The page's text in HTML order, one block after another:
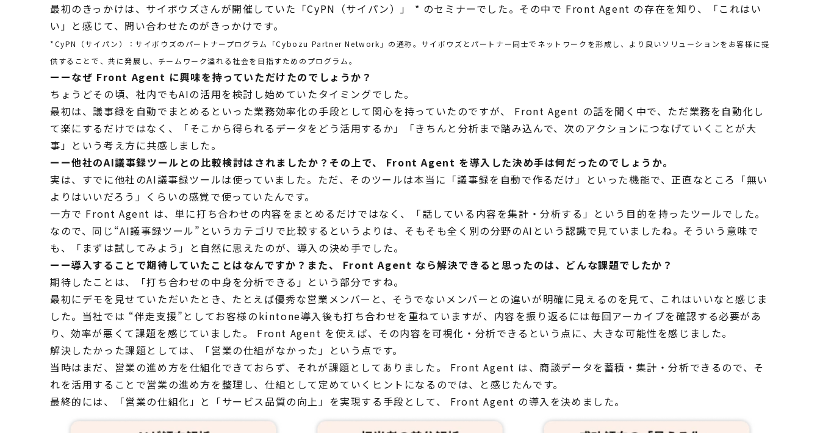
最初のきっかけは、サイボウズさんが開催していた「CyPN（サイパン）」 * のセミナーでした。その中で Front Agent の存在を知り、「これはい
い」と感じて、問い合わせたのがきっかけです。
*CyPN（サイパン）：サイボウズのパートナープログラム「Cybozu Partner Network」の通称。サイボウズとパートナー同士でネットワークを形成し、より良いソリューションをお客様に提
供することで、共に発展し、チームワーク溢れる社会を目指すためのプログラム。
ーーなぜ Front Agent に興味を持っていただけたのでしょうか？
ちょうどその頃、社内でもAIの活用を検討し始めていたタイミングでした。
最初は、議事録を自動でまとめるといった業務効率化の手段として関心を持っていたのですが、 Front Agent の話を聞く中で、ただ業務を自動化し
て楽にするだけではなく、「そこから得られるデータをどう活用するか」「きちんと分析まで踏み込んで、次のアクションにつなげていくことが大
事」という考え方に共感しました。
ーー他社のAI議事録ツールとの比較検討はされましたか？その上で、 Front Agent を導入した決め手は何だったのでしょうか。
実は、すでに他社のAI議事録ツールは使っていました。ただ、そのツールは本当に「議事録を自動で作るだけ」といった機能で、正直なところ「無い
よりはいいだろう」くらいの感覚で使っていたんです。
一方で Front Agent は、単に打ち合わせの内容をまとめるだけではなく、「話している内容を集計・分析する」という目的を持ったツールでした。
なので、同じ“AI議事録ツール”というカテゴリで比較するというよりは、そもそも全く別の分野のAIという認識で見ていましたね。そういう意味で
も、「まずは試してみよう」と自然に思えたのが、導入の決め手でした。
ーー導入することで期待していたことはなんですか？また、 Front Agent なら解決できると思ったのは、どんな課題でしたか？
期待したことは、「打ち合わせの中身を分析できる」という部分ですね。
最初にデモを見せていただいたとき、たとえば優秀な営業メンバーと、そうでないメンバーとの違いが明確に見えるのを見て、これはいいなと感じま
した。当社では “伴走支援”としてお客様のkintone導入後も打ち合わせを重ねていますが、内容を振り返るには毎回アーカイブを確認する必要があ
り、効率が悪くて課題を感じていました。 Front Agent を使えば、その内容を可視化・分析できるという点に、大きな可能性を感じました。
解決したかった課題としては、「営業の仕組がなかった」という点です。
当時はまだ、営業の進め方を仕組化できておらず、それが課題としてありました。 Front Agent は、商談データを蓄積・集計・分析できるので、そ
れを活用することで営業の進め方を整理し、仕組として定めていくヒントになるのでは、と感じたんです。
最終的には、「営業の仕組化」と「サービス品質の向上」を実現する手段として、 Front Agent の導入を決めました。